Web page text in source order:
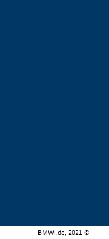
BMWi.de, 2021 ©